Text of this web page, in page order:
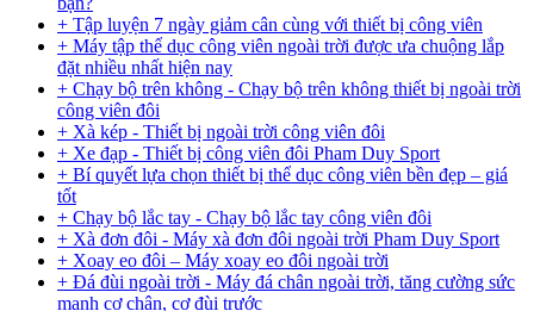
+ Tập luyện 7 ngày giảm cân cùng với thiết bị công viên
+ Máy tập thể dục công viên ngoài trời được ưa chuộng lắp
đặt nhiều nhất hiện nay
+ Chạy bộ trên không - Chạy bộ trên không thiết bị ngoài trời
công viên đôi
+ Xà kép - Thiết bị ngoài trời công viên đôi
+ Xe đạp - Thiết bị công viên đôi Pham Duy Sport
+ Bí quyết lựa chọn thiết bị thể dục công viên bền đẹp – giá
tốt
+ Chạy bộ lắc tay - Chạy bộ lắc tay công viên đôi
+ Xà đơn đôi - Máy xà đơn đôi ngoài trời Pham Duy Sport
+ Xoay eo đôi – Máy xoay eo đôi ngoài trời
+ Đá đùi ngoài trời - Máy đá chân ngoài trời, tăng cường sức
mạnh cơ chân, cơ đùi trước